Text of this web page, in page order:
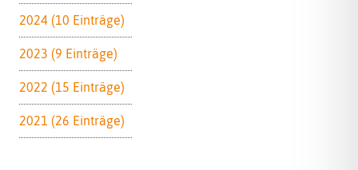
2024 (10 Einträge)
2023 (9 Einträge)
2022 (15 Einträge)
2021 (26 Einträge)